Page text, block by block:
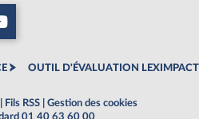
OUTIL D'ÉVALUATION LEXIMPACT
Fils RSS
Gestion des cookies
01 40 63 60 00